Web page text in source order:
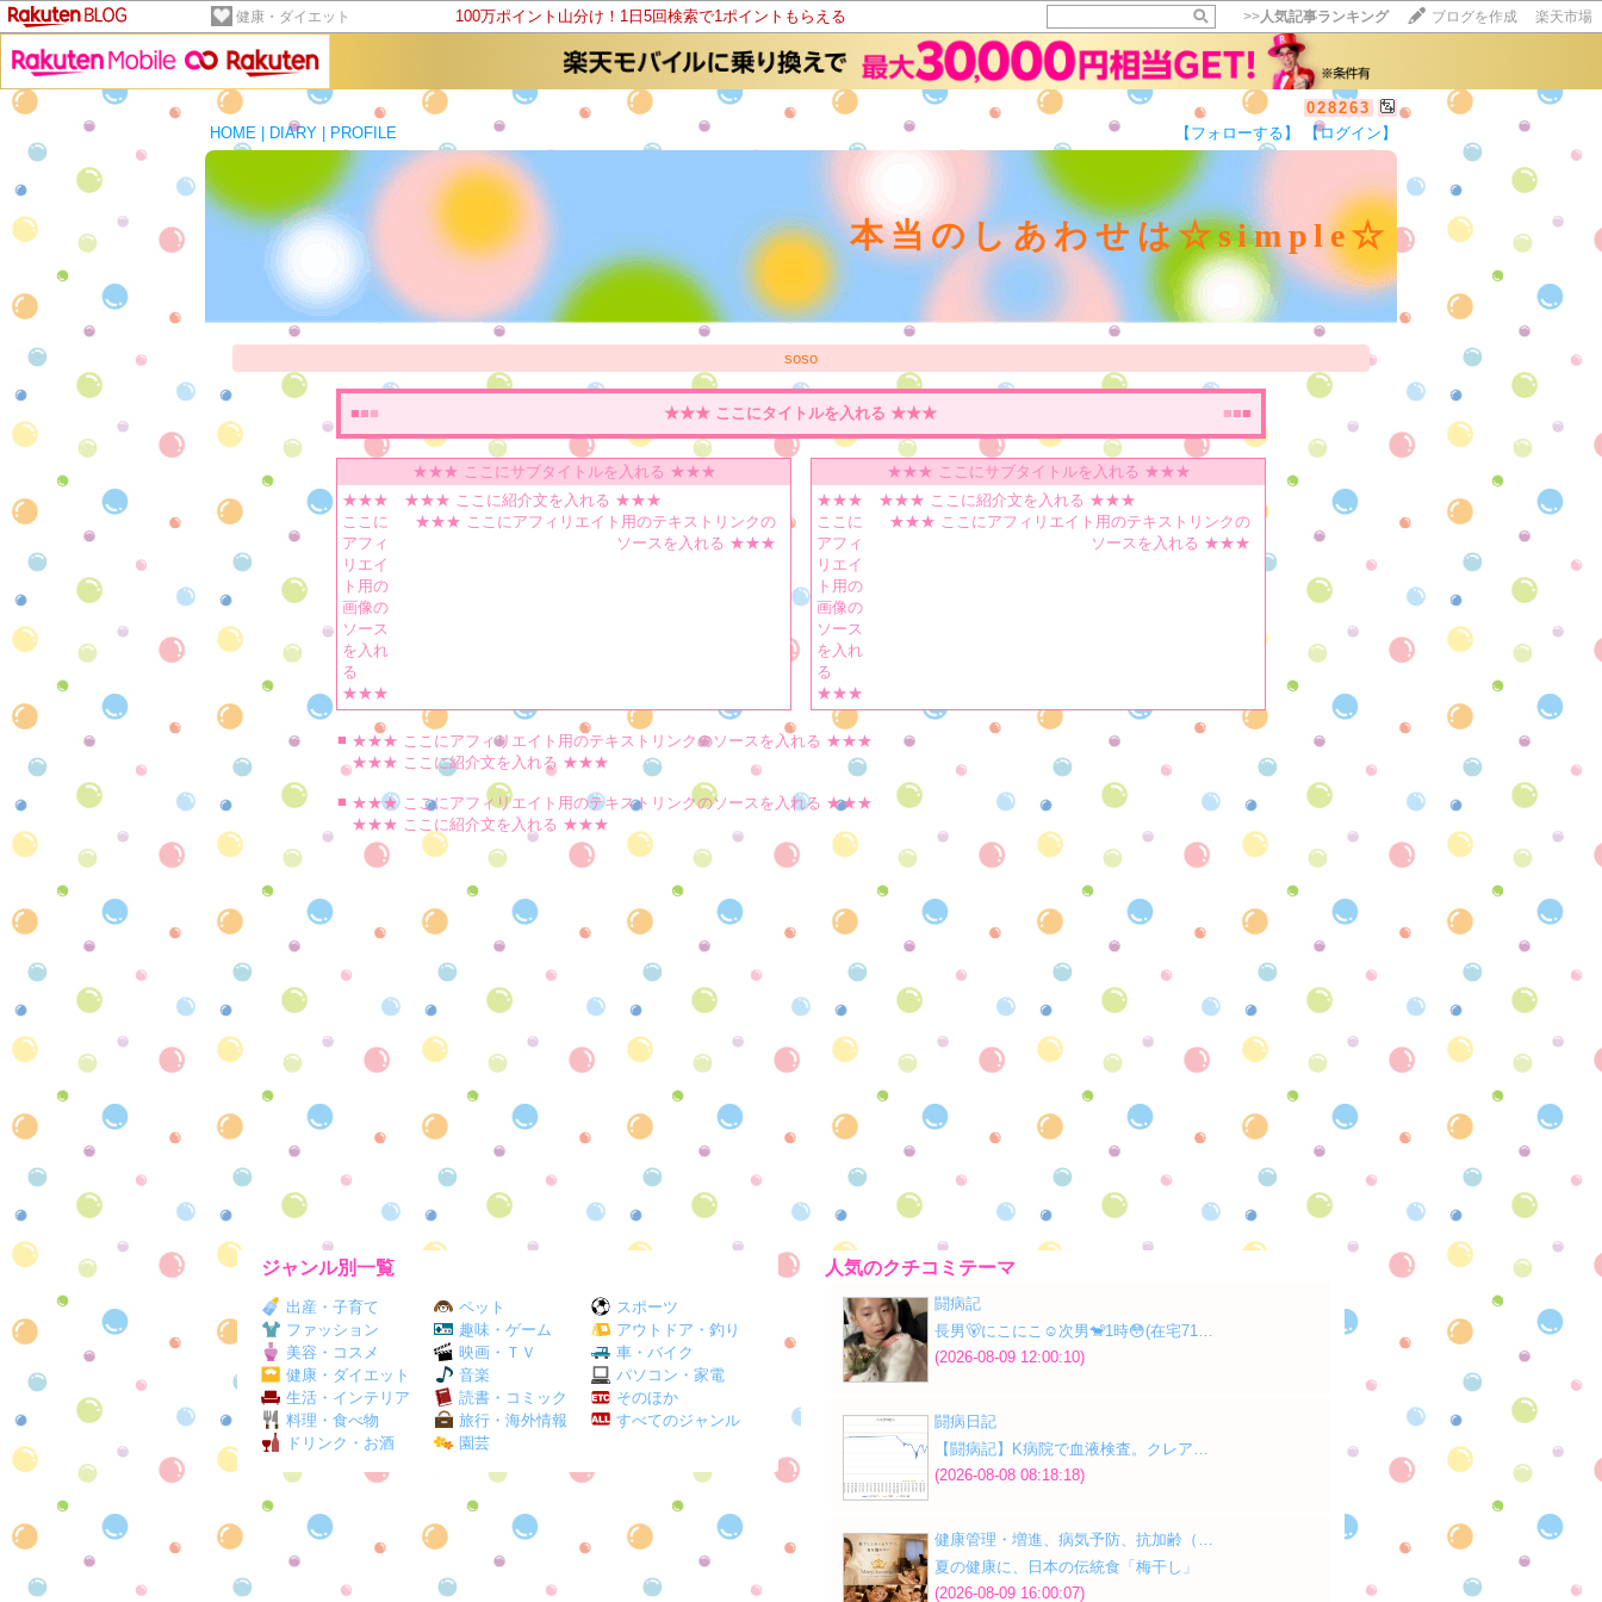
健康・ダイエット 100万ポイント山分け！1日5回検索で1ポイントもらえる >>人気記事ランキング ブログを作成 楽天市場
028263
HOME
DIARY PROFILE 【フォローする】 【ログイン】
本当のしあわせは☆simple☆
soso
■■■ ★★★ ここにタイトルを入れる ★★★ ■■■
★★★ ここにサブタイトルを入れる ★★★
★★★
ここに
アフィ
リエイ
ト用の
画像の
ソース
を入れ
る
★★★
★★★ ここに紹介文を入れる ★★★
★★★ ここにアフィリエイト用のテキストリンクの
ソースを入れる ★★★
★★★ ここにサブタイトルを入れる ★★★
★★★
ここに
アフィ
リエイ
ト用の
画像の
ソース
を入れ
る
★★★
★★★ ここに紹介文を入れる ★★★
★★★ ここにアフィリエイト用のテキストリンクの
ソースを入れる ★★★
■ ★★★ ここにアフィリエイト用のテキストリンクのソースを入れる ★★★
★★★ ここに紹介文を入れる ★★★
■ ★★★ ここにアフィリエイト用のテキストリンクのソースを入れる ★★★
★★★ ここに紹介文を入れる ★★★
ジャンル別一覧
出産・子育て
ファッション
美容・コスメ
健康・ダイエット
生活・インテリア
料理・食べ物
ドリンク・お酒
ペット
趣味・ゲーム
映画・ＴＶ
音楽
読書・コミック
旅行・海外情報
園芸
スポーツ
アウトドア・釣り
車・バイク
パソコン・家電
そのほか
すべてのジャンル
人気のクチコミテーマ
闘病記
長男🐻にこにこ☺️次男🐒1時😳(在宅71…
(2026-08-09 12:00:10)
闘病日記
【闘病記】K病院で血液検査。クレア…
(2026-08-08 08:18:18)
健康管理・増進、病気予防、抗加齢（…
夏の健康に、日本の伝統食「梅干し」
(2026-08-09 16:00:07)